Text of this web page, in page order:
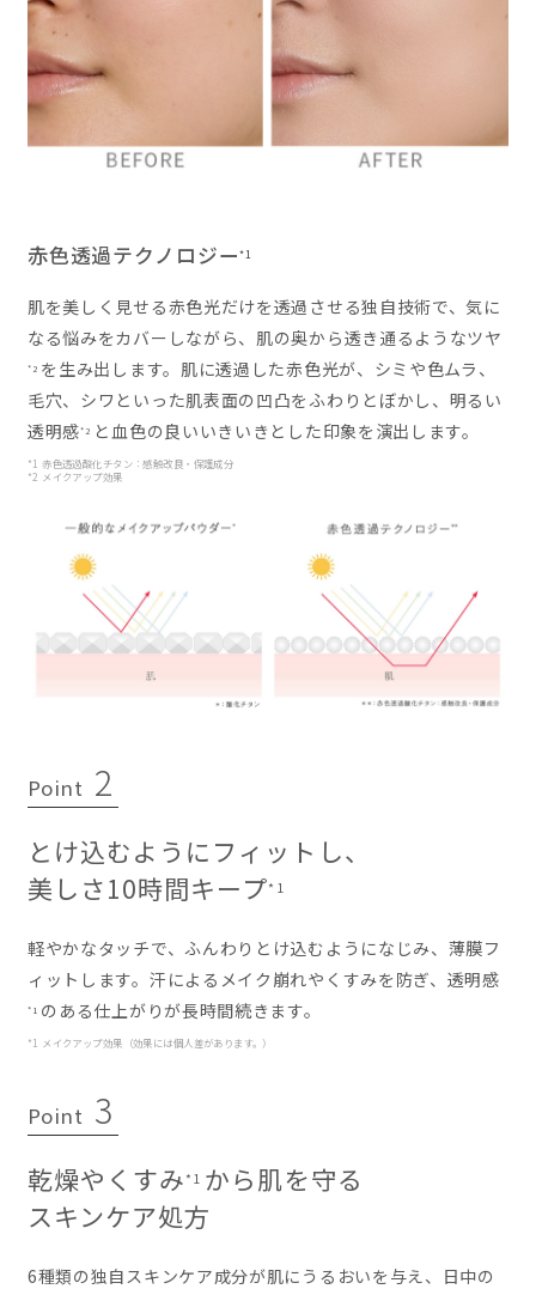
赤色透過テクノロジー*1
肌を美しく見せる赤色光だけを透過させる独自技術で、気に
なる悩みをカバーしながら、肌の奥から透き通るようなツヤ
*2 を生み出します。肌に透過した赤色光が、シミや色ムラ、
毛穴、シワといった肌表面の凹凸をふわりとぼかし、明るい
透明感*2 と血色の良いいきいきとした印象を演出します。
*1 赤色透過酸化チタン：感触改良・保護成分
*2 メイクアップ効果
Point 2
とけ込むようにフィットし、
美しさ10時間キープ*1
軽やかなタッチで、ふんわりとけ込むようになじみ、薄膜フ
ィットします。汗によるメイク崩れやくすみを防ぎ、透明感
*1 のある仕上がりが長時間続きます。
*1 メイクアップ効果（効果には個人差があります。）
Point 3
乾燥やくすみ*1 から肌を守る
スキンケア処方
6種類の独自スキンケア成分が肌にうるおいを与え、日中の